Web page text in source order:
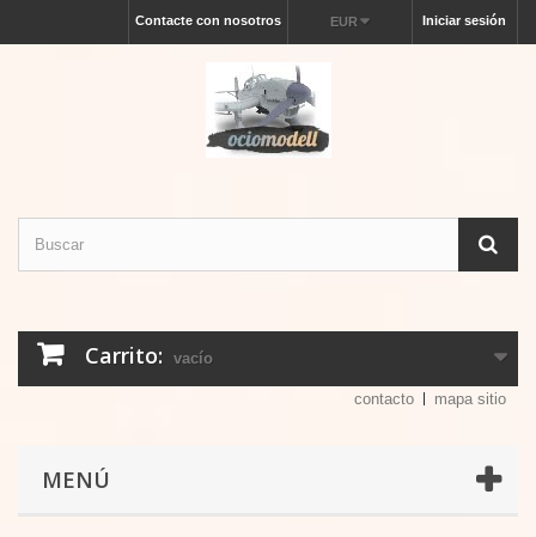
Iniciar sesión
EUR
Contacte con nosotros
Carrito: vacío
contacto mapa sitio
MENÚ